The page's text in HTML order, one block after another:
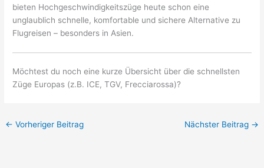
bieten Hochgeschwindigkeitszüge heute schon eine
unglaublich schnelle, komfortable und sichere Alternative zu
Flugreisen – besonders in Asien.
Möchtest du noch eine kurze Übersicht über die schnellsten
Züge Europas (z.B. ICE, TGV, Frecciarossa)?
← Vorheriger Beitrag Nächster Beitrag →